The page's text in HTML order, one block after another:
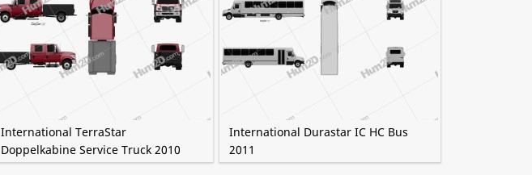
International TerraStar
Doppelkabine Service Truck 2010
International Durastar IC HC Bus
2011